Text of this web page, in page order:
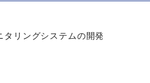
リングシステムの開発